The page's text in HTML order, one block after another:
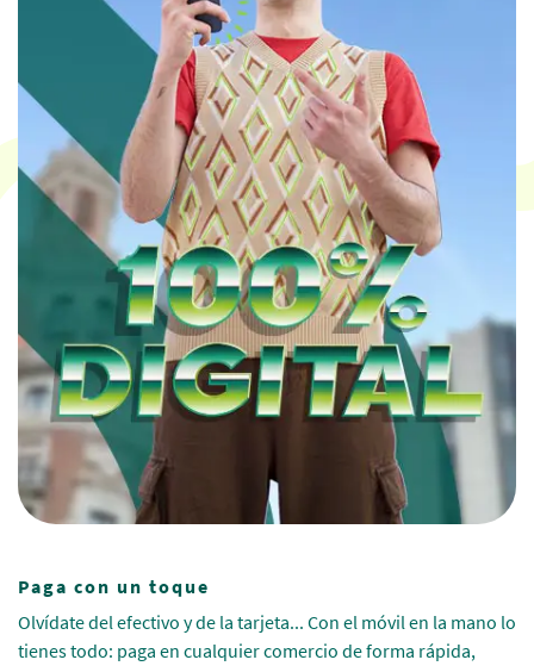
Paga con un toque
Olvídate del efectivo y de la tarjeta... Con el móvil en la mano lo
tienes todo: paga en cualquier comercio de forma rápida,